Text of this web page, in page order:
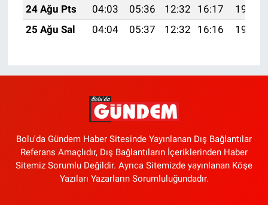
24 Ağu Pts
04:03 05:36 12:32 16:17
19:18
25 Ağu Sal
04:04 05:37 12:32 16:16 19:17
Bolu'da Gündem Haber Sitesinde Yayınlanan Dış Bağlantılar
Referans Amaçlıdır, Dış Bağlantıların İçeriklerinden Haber
Sitemiz Sorumlu Değildir. Ayrıca Sitemizde yayınlanan Köşe
Yazıları Yazarların Sorumluluğundadır.